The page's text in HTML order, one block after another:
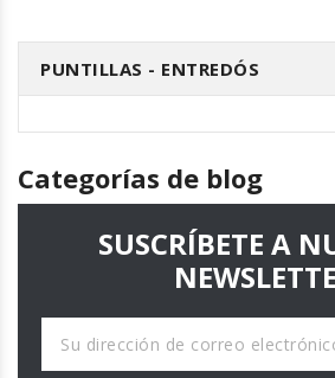
PUNTILLAS - ENTREDÓS
Categorías de blog
SUSCRÍBETE A